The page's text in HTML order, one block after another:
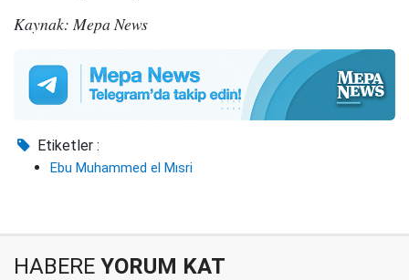
Kaynak: Mepa News
Etiketler :
Ebu Muhammed el Mısri
HABERE YORUM KAT